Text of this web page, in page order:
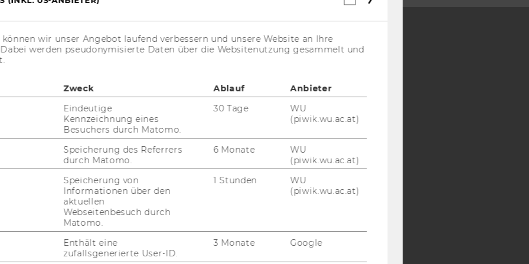
NewsletterBluesky
WEBSEITE
MEDIA
ACCREDITED BY:
wir unser Angebot laufend verbessern und unsere Website an Ihre
werden pseudonymisierte Daten über die Websitenutzung gesammelt und
Zweck Ablauf
Anbieter
Eindeutige
Kennzeichnung eines
Besuchers durch Matomo.
30 Tage
WU
(piwik.wu.ac.at)
Speicherung des Referrers
durch Matomo.
6 Monate
WU
(piwik.wu.ac.at)
Speicherung von
Informationen über den
aktuellen
Webseitenbesuch durch
Matomo.
1 Stunden
WU
(piwik.wu.ac.at)
Enthält eine
zufallsgenerierte User-ID.
3 Monate Google